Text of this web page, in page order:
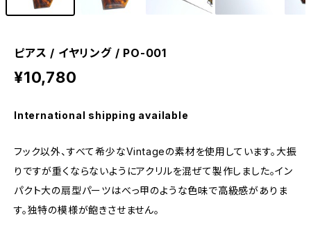
ピアス / イヤリング / PO-001
¥10,780
International shipping available
フック以外、すべて希少なVintageの素材を使用しています。大振
りですが重くならないようにアクリルを混ぜて製作しました。イン
パクト大の扇型パーツはべっ甲のような色味で高級感がありま
す。独特の模様が飽きさせません。